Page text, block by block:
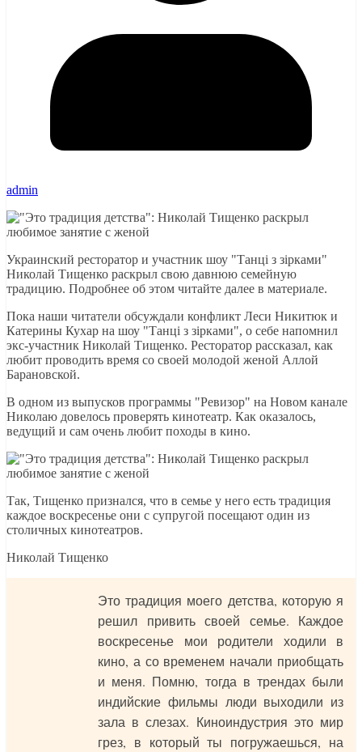
admin
Украинский ресторатор и участник шоу "Танці з зірками"
Николай Тищенко раскрыл свою давнюю семейную
традицию. Подробнее об этом читайте далее в материале.
Пока наши читатели обсуждали конфликт Леси Никитюк и
Катерины Кухар на шоу "Танці з зірками", о себе напомнил
экс-участник Николай Тищенко. Ресторатор рассказал, как
любит проводить время со своей молодой женой Аллой
Барановской.
В одном из выпусков программы "Ревизор" на Новом канале
Николаю довелось проверять кинотеатр. Как оказалось,
ведущий и сам очень любит походы в кино.
Так, Тищенко признался, что в семье у него есть традиция
каждое воскресенье они с супругой посещают один из
столичных кинотеатров.
Николай Тищенко
Это традиция моего детства, которую я
решил привить своей семье. Каждое
воскресенье мои родители ходили в
кино, а со временем начали приобщать
и меня. Помню, тогда в трендах были
индийские фильмы люди выходили из
зала в слезах. Киноиндустрия это мир
грез, в который ты погружаешься, на